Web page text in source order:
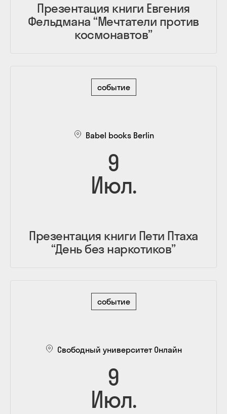
Презентация книги Евгения
Фельдмана “Мечтатели против
космонавтов”
событие
Babel books Berlin
9
Июл.
Презентация книги Пети Птаха
“День без наркотиков”
событие
Свободный университет Онлайн
9
Июл.